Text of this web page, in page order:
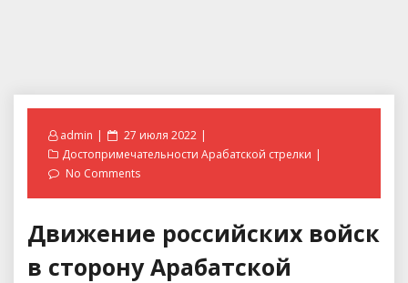
admin
Posted
on
27 июля 2022
Достопримечательности Арабатской стрелки
No Comments
Движение российских войск
в сторону Арабатской